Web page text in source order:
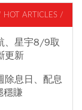
HOT ARTICLES /
、星宇8/9取
更新
除息日、配息
穩賺